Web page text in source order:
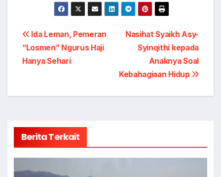
Navigasi
pos
Nasihat Syaikh Asy-
Syinqithi kepada
Anaknya Soal
Kebahagiaan Hidup
Ida Leman, Pemeran
“Losmen” Ngurus Haji
Hanya Sehari
Berita Terkait